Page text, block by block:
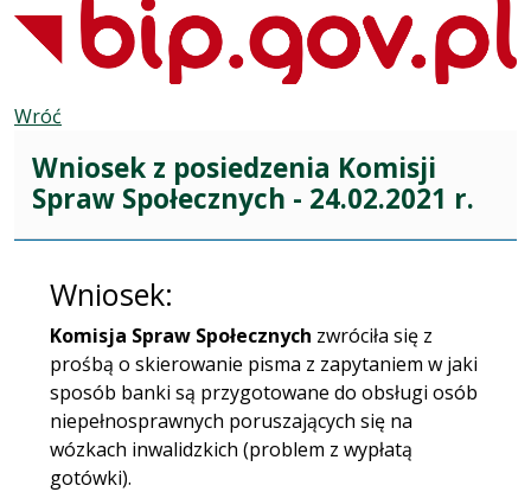
Wróć
Wniosek z posiedzenia Komisji
Spraw Społecznych - 24.02.2021 r.
Wniosek:
Komisja Spraw Społecznych zwróciła się z
prośbą o skierowanie pisma z zapytaniem w jaki
sposób banki są przygotowane do obsługi osób
niepełnosprawnych poruszających się na
wózkach inwalidzkich (problem z wypłatą
gotówki).